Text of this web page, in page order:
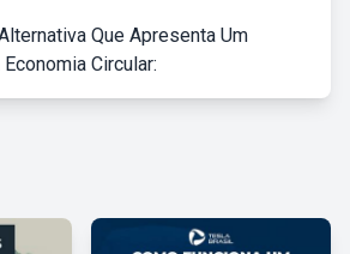
Que Apresenta Um
Circular: